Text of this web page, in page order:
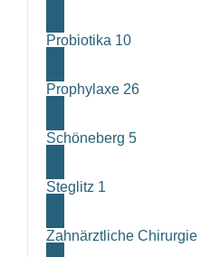
Probiotika 10
Prophylaxe 26
Schöneberg 5
Steglitz 1
Zahnärztliche Chirurgie